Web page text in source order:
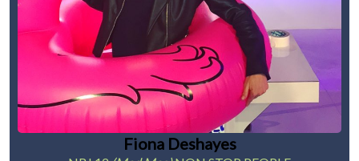
Fiona Deshayes